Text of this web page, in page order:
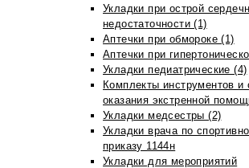
Укладки при острой
недостаточности (1)
Аптечки при обмороке (1)
Аптечки при
Укладки педиатрические (4)
Комплекты инструментов и
оказания экстренной
Укладки медсестры (2)
Укладки врача по
приказу 1144н
Укладки для мероприятий